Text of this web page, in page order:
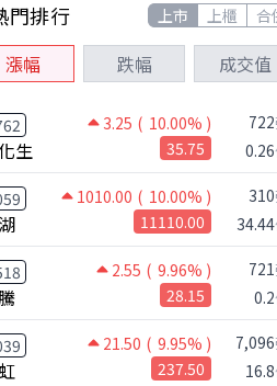
門排行 上市 上櫃 合
漲幅 跌幅 成交值
3.25 ( 10.00% )
生 35.75
722
0.26
1010.00 ( 10.00% )
11110.00
310
34.44
2.55 ( 9.96% )
28.15
721
0.2
21.50 ( 9.95% )
237.50
7,096
16.8